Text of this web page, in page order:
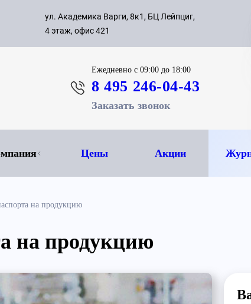
с 09:00
8 495
ул. Академика Варги, 8к1, БЦ Лейпциг,
4 этаж, офис 421
Ежедневнос 09:00 до 18:00
8 495 246-04-43
Заказать звонок
Цены Акции
на продукцию
на продукцию